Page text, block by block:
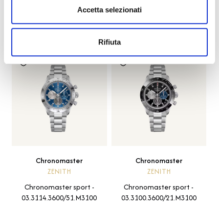
Accetta selezionati
Rifiuta
Lasciati ispirare da altri design unici
Chronomaster
ZENITH
Chronomaster sport -
03.3114.3600/51.M3100
Chronomaster
ZENITH
Chronomaster sport -
03.3100.3600/21.M3100